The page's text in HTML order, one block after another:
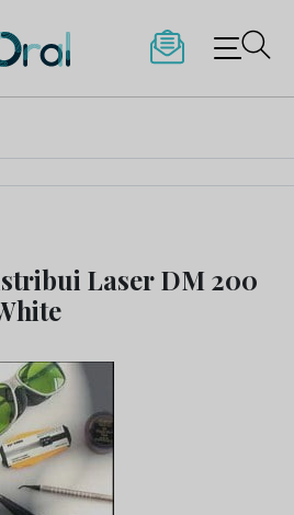
Laser DM 200